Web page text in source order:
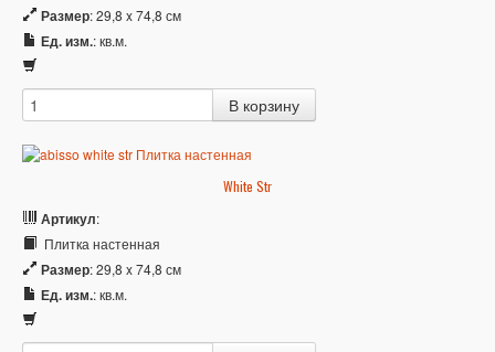
Размер: 29,8 x 74,8 см
Ед. изм.: кв.м.
White Str
Артикул:
Плитка настенная
Размер: 29,8 x 74,8 см
Ед. изм.: кв.м.